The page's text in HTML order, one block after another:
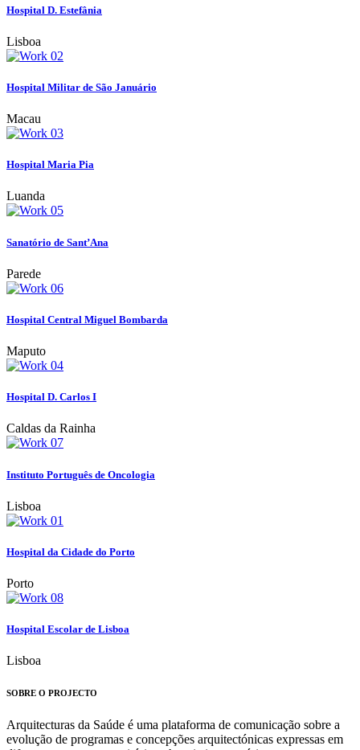
Hospital D. Estefânia
Lisboa
Hospital Militar de São Januário
Macau
Hospital Maria Pia
Luanda
Sanatório de Sant’Ana
Parede
Hospital Central Miguel Bombarda
Maputo
Hospital D. Carlos I
Caldas da Rainha
Instituto Português de Oncologia
Lisboa
Hospital da Cidade do Porto
Porto
Hospital Escolar de Lisboa
Lisboa
SOBRE O PROJECTO
Arquitecturas da Saúde é uma plataforma de comunicação sobre a
evolução de programas e concepções arquitectónicas expressas em